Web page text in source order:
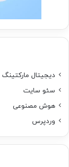
دیجیتال مارکتینگ
سئو سایت
هوش مصنوعی
وردپرس